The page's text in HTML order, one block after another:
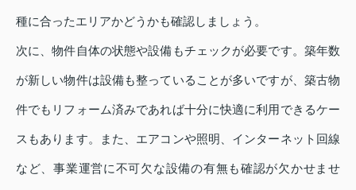
種に合ったエリアかどうかも確認しましょう。
次に、物件自体の状態や設備もチェックが必要です。築年数
が新しい物件は設備も整っていることが多いですが、築古物
件でもリフォーム済みであれば十分に快適に利用できるケー
スもあります。また、エアコンや照明、インターネット回線
など、事業運営に不可欠な設備の有無も確認が欠かせませ